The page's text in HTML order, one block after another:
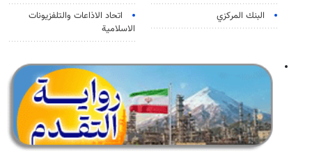
البنك المركزي
اتحاد الاذاعات والتلفزيونات
الاسلامية